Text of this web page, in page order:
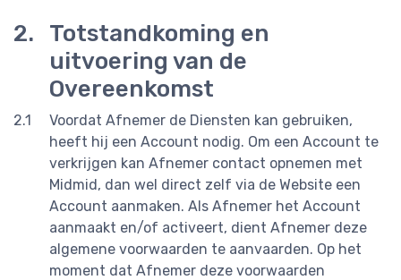
Totstandkoming en
uitvoering van de
Overeenkomst
Voordat Afnemer de Diensten kan gebruiken,
heeft hij een Account nodig. Om een Account te
verkrijgen kan Afnemer contact opnemen met
Midmid, dan wel direct zelf via de Website een
Account aanmaken. Als Afnemer het Account
aanmaakt en/of activeert, dient Afnemer deze
algemene voorwaarden te aanvaarden. Op het
moment dat Afnemer deze voorwaarden